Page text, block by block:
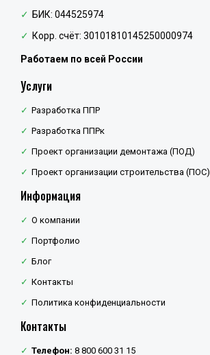
БИК: 044525974
Корр. счёт: 30101810145250000974
Работаем по всей России
Услуги
Разработка ППР
Разработка ППРк
Проект организации демонтажа (ПОД)
Проект организации строительства (ПОС)
Информация
О компании
Портфолио
Блог
Контакты
Политика конфиденциальности
Контакты
Телефон: 8 800 600 31 15